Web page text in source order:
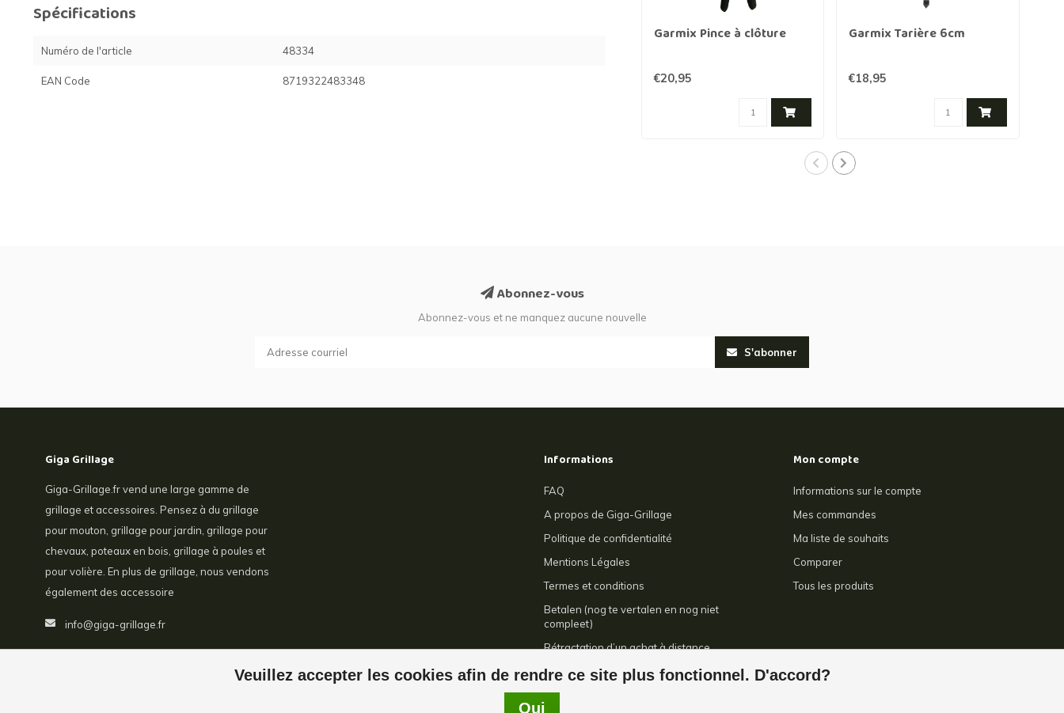
Spécifications
Numéro de l'article 48334
EAN Code 8719322483348
Garmix Pince à clôture
€20,95
Garmix Tarière 6cm
€18,95
Veuillez accepter les cookies afin de rendre ce site plus fonctionnel. D'accord?
Oui
Abonnez-vous
Abonnez-vous et ne manquez aucune nouvelle
S'abonner
Giga Grillage
Giga-Grillage.fr vend une large gamme de
grillage et accessoires. Pensez à du grillage
pour mouton, grillage pour jardin, grillage pour
chevaux, poteaux en bois, grillage à poules et
pour volière. En plus de grillage, nous vendons
également des accessoire
info@giga-grillage.fr
Informations
FAQ
A propos de Giga-Grillage
Politique de confidentialité
Mentions Légales
Termes et conditions
Betalen (nog te vertalen en nog niet
compleet)
Rétractation d’un achat à distance
Contact
Mon compte
Informations sur le compte
Mes commandes
Ma liste de souhaits
Comparer
Tous les produits